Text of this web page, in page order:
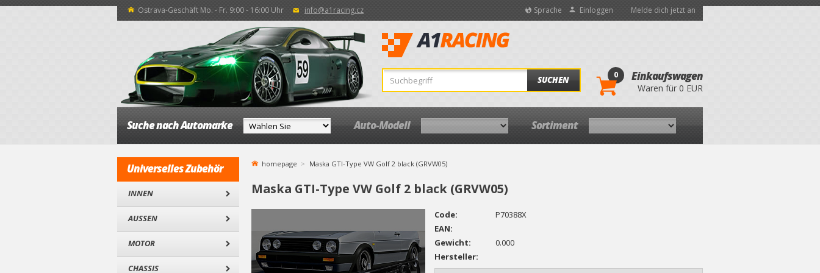
Ostrava-Geschäft Mo. - Fr. 9:00 - 16:00 Uhr info@a1racing.cz Sprache Einloggen Melde dich jetzt an
SUCHEN 0 Einkaufswagen
Waren für 0 EUR
Suche nach Automarke Auto-Modell Sortiment
Universelles Zubehör
INNEN
AUSSEN
MOTOR
CHASSIS
homepage Maska GTI-Type VW Golf 2 black (GRVW05)
Maska GTI-Type VW Golf 2 black (GRVW05)
Code:
P70388X
EAN:
Gewicht:
0.000
Hersteller: